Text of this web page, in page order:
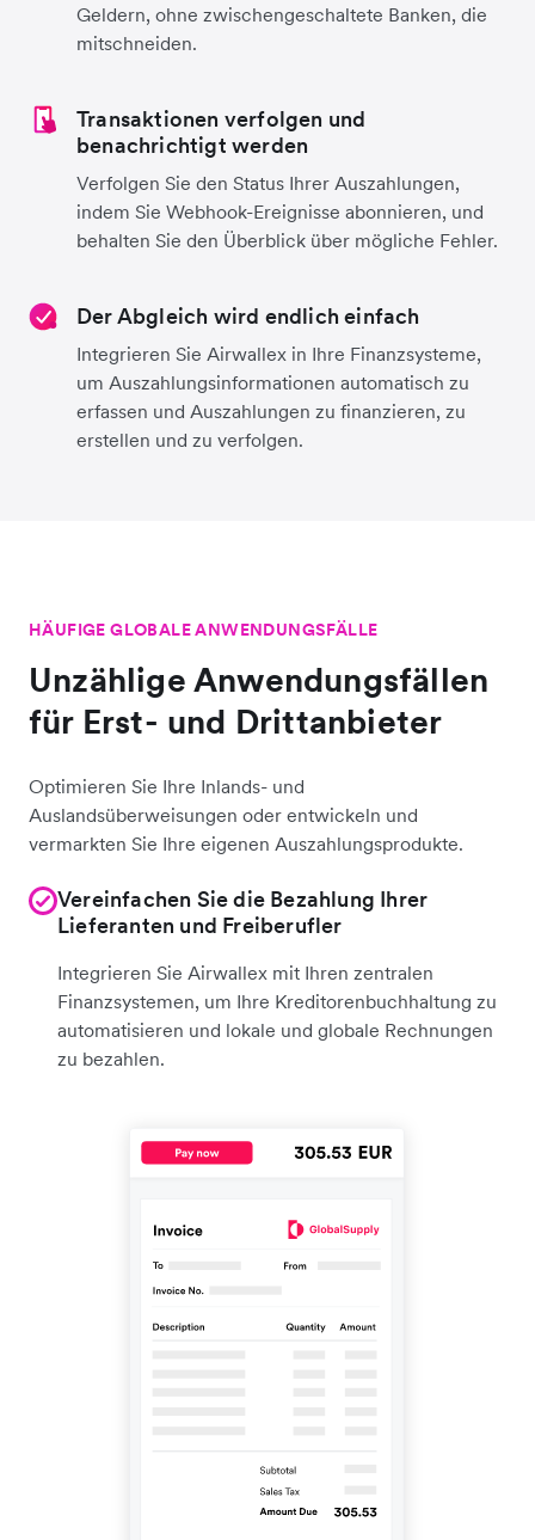
Geldern, ohne zwischengeschaltete Banken, die
mitschneiden.
Transaktionen verfolgen und
benachrichtigt werden
Verfolgen Sie den Status Ihrer Auszahlungen,
indem Sie Webhook-Ereignisse abonnieren, und
behalten Sie den Überblick über mögliche Fehler.
Der Abgleich wird endlich einfach
Integrieren Sie Airwallex in Ihre Finanzsysteme,
um Auszahlungsinformationen automatisch zu
erfassen und Auszahlungen zu finanzieren, zu
erstellen und zu verfolgen.
HÄUFIGE GLOBALE ANWENDUNGSFÄLLE
Unzählige Anwendungsfällen
für Erst- und Drittanbieter
Optimieren Sie Ihre Inlands- und
Auslandsüberweisungen oder entwickeln und
vermarkten Sie Ihre eigenen Auszahlungsprodukte.
Vereinfachen Sie die Bezahlung Ihrer
Lieferanten und Freiberufler
Integrieren Sie Airwallex mit Ihren zentralen
Finanzsystemen, um Ihre Kreditorenbuchhaltung zu
automatisieren und lokale und globale Rechnungen
zu bezahlen.